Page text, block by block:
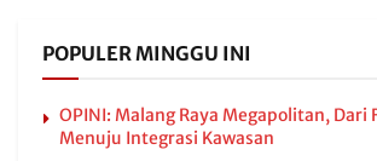
POPULER MINGGU INI
OPINI: Malang Raya Megapolitan, Dari
Menuju Integrasi Kawasan